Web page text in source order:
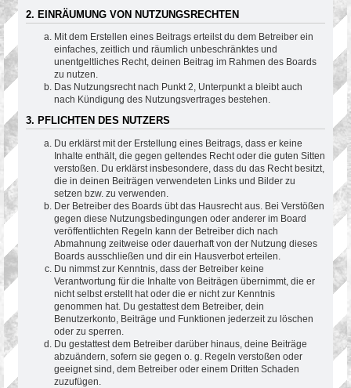
2. EINRÄUMUNG VON NUTZUNGSRECHTEN
Mit dem Erstellen eines Beitrags erteilst du dem Betreiber ein
einfaches, zeitlich und räumlich unbeschränktes und
unentgeltliches Recht, deinen Beitrag im Rahmen des Boards
zu nutzen.
Das Nutzungsrecht nach Punkt 2, Unterpunkt a bleibt auch
nach Kündigung des Nutzungsvertrages bestehen.
3. PFLICHTEN DES NUTZERS
Du erklärst mit der Erstellung eines Beitrags, dass er keine
Inhalte enthält, die gegen geltendes Recht oder die guten Sitten
verstoßen. Du erklärst insbesondere, dass du das Recht besitzt,
die in deinen Beiträgen verwendeten Links und Bilder zu
setzen bzw. zu verwenden.
Der Betreiber des Boards übt das Hausrecht aus. Bei Verstößen
gegen diese Nutzungsbedingungen oder anderer im Board
veröffentlichten Regeln kann der Betreiber dich nach
Abmahnung zeitweise oder dauerhaft von der Nutzung dieses
Boards ausschließen und dir ein Hausverbot erteilen.
Du nimmst zur Kenntnis, dass der Betreiber keine
Verantwortung für die Inhalte von Beiträgen übernimmt, die er
nicht selbst erstellt hat oder die er nicht zur Kenntnis
genommen hat. Du gestattest dem Betreiber, dein
Benutzerkonto, Beiträge und Funktionen jederzeit zu löschen
oder zu sperren.
Du gestattest dem Betreiber darüber hinaus, deine Beiträge
abzuändern, sofern sie gegen o. g. Regeln verstoßen oder
geeignet sind, dem Betreiber oder einem Dritten Schaden
zuzufügen.